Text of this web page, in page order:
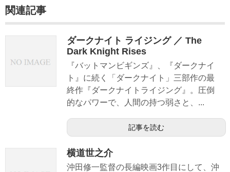
関連記事
ダークナイト ライジング ／ The
Dark Knight Rises
『バットマンビギンズ』、『ダークナイ
ト』に続く「ダークナイト」三部作の最
終作『ダークナイトライジング』。圧倒
的なパワーで、人間の持つ弱さと、...
記事を読む
横道世之介
沖田修一監督の長編映画3作目にして、沖